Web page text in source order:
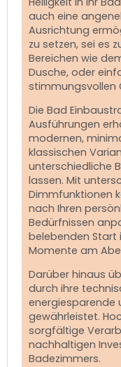
auch eine
Ausrichtung
zu setzen, sei es
Bereichen wie
Dusche, oder
stimmungsvollen
Die Bad
Ausführungen
modernen,
klassischen
unterschiedliche
lassen. Mit
Dimmfunktionen
nach Ihren
Bedürfnissen
belebenden
Momente am
Darüber hinaus
durch ihre
energiesparende
gewährleistet.
sorgfältige
nachhaltigen
Badezimmers.